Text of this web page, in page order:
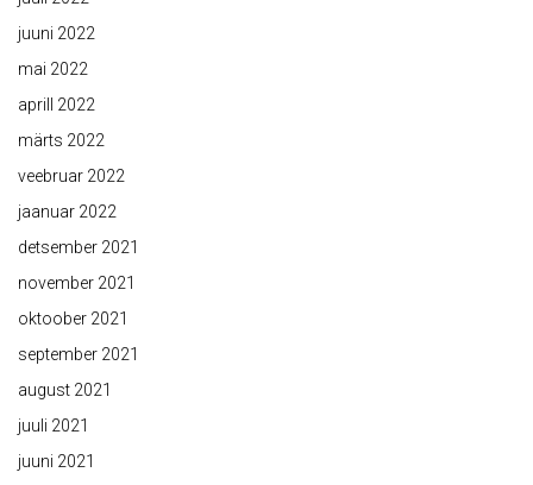
juuni 2022
mai 2022
aprill 2022
märts 2022
veebruar 2022
jaanuar 2022
detsember 2021
november 2021
oktoober 2021
september 2021
august 2021
juuli 2021
juuni 2021